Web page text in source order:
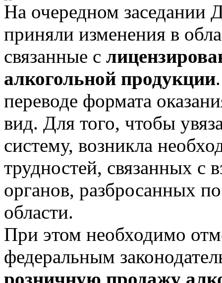
На очередном заседании
приняли изменения в
связанные с
алкогольной продукции
переводе формата
вид. Для того, чтобы
систему, возникла
трудностей, связанных с
органов, разбросанных
области.
При этом необходимо
федеральным
розничную продажу